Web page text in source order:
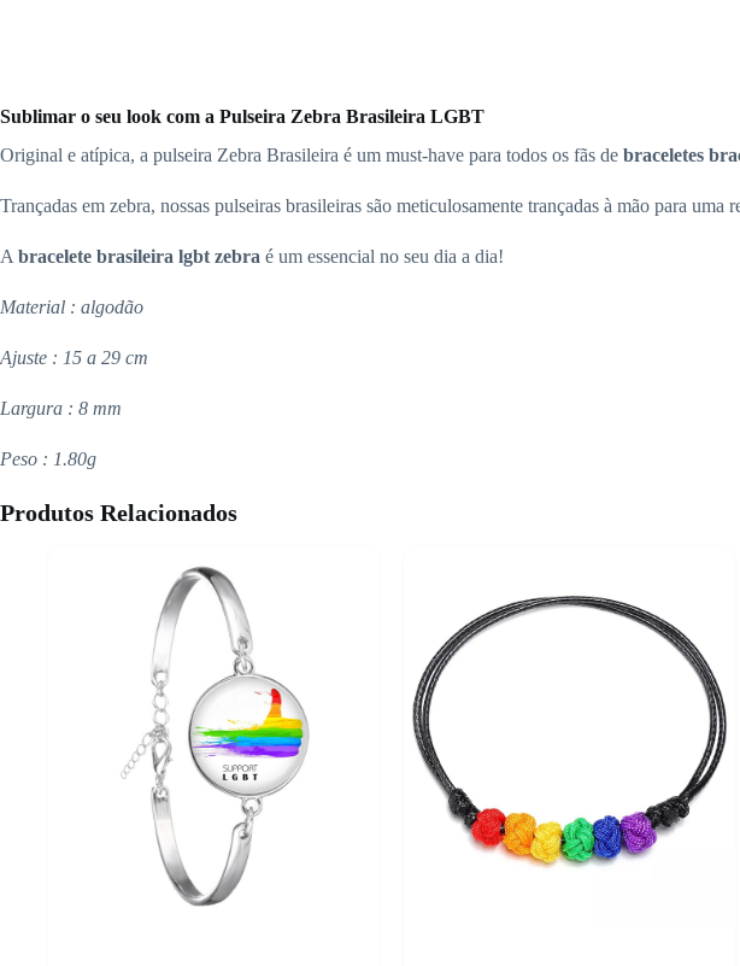
Sublimar o seu look com a Pulseira Zebra Brasileira LGBT
Original e atípica, a pulseira Zebra Brasileira é um must-have para todos os fãs de braceletes
Trançadas em zebra, nossas pulseiras brasileiras são meticulosamente trançadas à mão para uma
A bracelete brasileira lgbt zebra é um essencial no seu dia a dia!
Material : algodão
Ajuste : 15 a 29 cm
Largura : 8 mm
Peso : 1.80g
Produtos Relacionados